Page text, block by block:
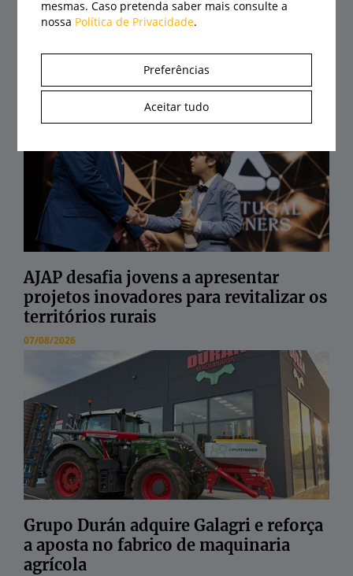
Agrival abre portas a 21 de agosto com
recinto renovado e centenas de
07/08/2026
AJAP desafia jovens a apresentar
projetos inovadores para revitalizar os
territórios rurais
07/08/2026
Grupo Durán adquire Galagri e reforça
a aposta no fabrico de maquinaria
agrícola
mesmas. Caso pretenda saber mais consulte a
nossa Política de Privacidade.
Preferências
Aceitar tudo